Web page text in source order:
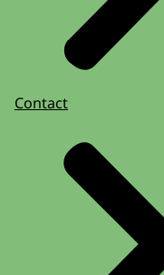
Contact